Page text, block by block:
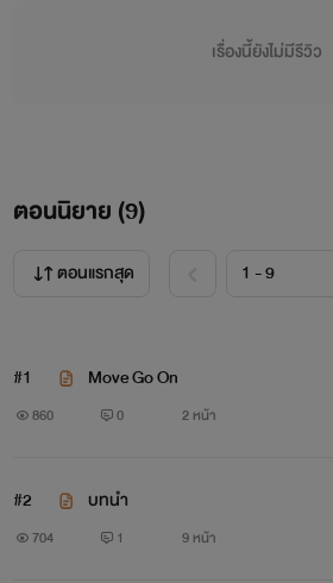
วันวาเลนไทน์เวียนมาบรรจบครบสิบ
เจอกันอีกครั้ง จากนั้นรุ่นพี่สาวคนใจ
โอกาส ขอหัวใจเขาคืน
นนท์จะใจอ่อนหรือไม่ ความรักขอ
————————————
เรื่องนี้ยังไม่มีรีวิว
ตอนนิยาย (9)
ตอนแรกสุด
#1 Move Go On
860 0 2 หน้า
#2 บทนำ
704 1 9 หน้า